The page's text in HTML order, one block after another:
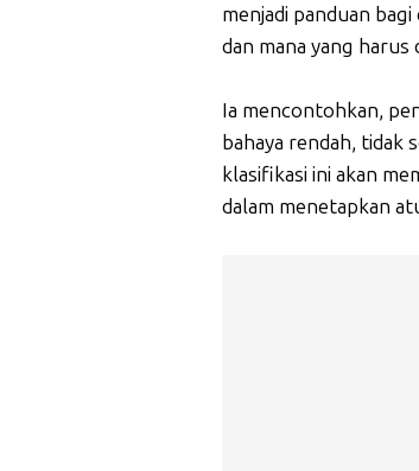
menjadi panduan
dan mana yang
Ia mencontohkan,
bahaya rendah, tidak
klasifikasi ini akan
dalam menetapkan